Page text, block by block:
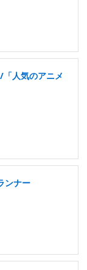
人気のアニメ
ンナー